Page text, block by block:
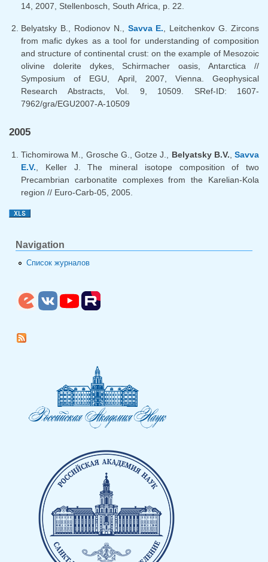
14, 2007, Stellenbosch, South Africa, p. 22.
Belyatsky B., Rodionov N., Savva E. , Leitchenkov G. Zircons
from mafic dykes as a tool for understanding of composition
and structure of continental crust: on the example of Mesozoic
olivine dolerite dykes, Schirmacher oasis, Antarctica //
Symposium of EGU, April, 2007, Vienna. Geophysical
Research Abstracts, Vol. 9, 10509. SRef-ID: 1607-
7962/gra/EGU2007-A-10509
2005
Tichomirowa M., Grosche G., Gotze J., Belyatsky B.V., Savva
E.V., Keller J. The mineral isotope composition of two
Precambrian carbonatite complexes from the Karelian-Kola
region // Euro-Carb-05, 2005.
Navigation
Список журналов